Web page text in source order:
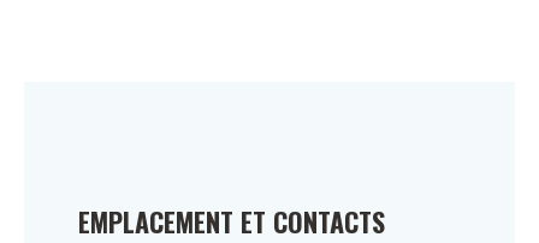
EMPLACEMENT ET CONTACTS